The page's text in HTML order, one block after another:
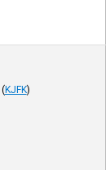
(KJFK)